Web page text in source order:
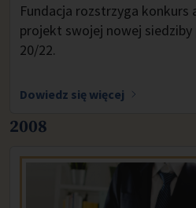
Fundacja rozstrzyga konkurs
projekt swojej nowej siedziby
20/22.
Dowiedz się więcej
2008